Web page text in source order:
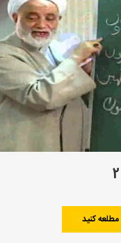
مطلعه کنید